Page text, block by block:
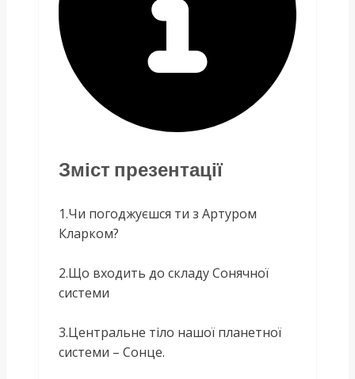
Зміст презентації
1.Чи погоджуєшся ти з Артуром
Кларком?
2.Що входить до складу Сонячної
системи
3.Центральне тіло нашої планетної
системи – Сонце.